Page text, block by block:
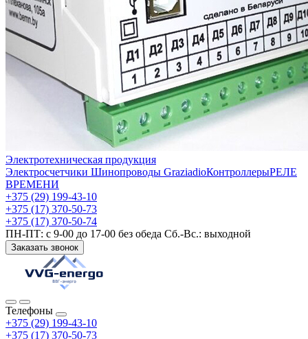
Электротехническая продукция
Электросчетчики Шинопроводы GraziadioКонтроллерыРЕЛЕ
ВРЕМЕНИ
+375 (29) 199-43-10
+375 (17) 370-50-73
+375 (17) 370-50-74
ПН-ПТ: с 9-00 до 17-00 без обеда Сб.-Вс.: выходной
Заказать звонок
Телефоны
+375 (29) 199-43-10
+375 (17) 370-50-73